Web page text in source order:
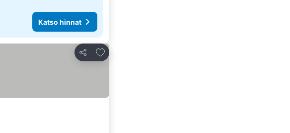
Katso hinnat
Jaa
Lisää suosikkeihin